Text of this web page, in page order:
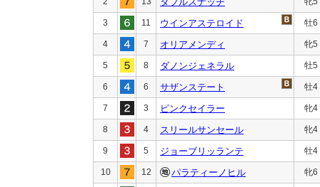
3 11 ウインアステロイド 牡6
4 7 オリアメンディ 牝5
5 8 ダノンジェネラル 牡5
6 6 サザンステート 牡4
7 3 ピンクセイラー 牝4
8 4 スリールサンセール 牝4
9 5 ジョーブリッランテ 牡4
10 12 パラティーノヒル 牝6